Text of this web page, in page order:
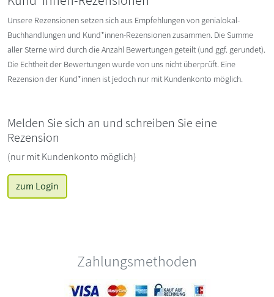
Unsere Rezensionen setzen sich aus Empfehlungen von genialokal-
Buchhandlungen und Kund*innen-Rezensionen zusammen. Die Summe
aller Sterne wird durch die Anzahl Bewertungen geteilt (und ggf. gerundet).
Die Echtheit der Bewertungen wurde von uns nicht überprüft. Eine
Rezension der Kund*innen ist jedoch nur mit Kundenkonto möglich.
Melden Sie sich an und schreiben Sie eine
Rezension
(nur mit Kundenkonto möglich)
zum Login
Zahlungsmethoden